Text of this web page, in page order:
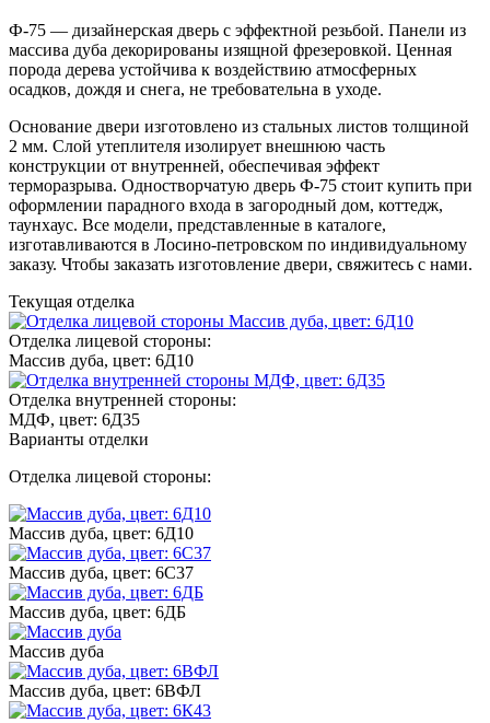
Ф-75 — дизайнерская дверь с эффектной резьбой. Панели из
массива дуба декорированы изящной фрезеровкой. Ценная
порода дерева устойчива к воздействию атмосферных
осадков, дождя и снега, не требовательна в уходе.
Основание двери изготовлено из стальных листов толщиной
2 мм. Слой утеплителя изолирует внешнюю часть
конструкции от внутренней, обеспечивая эффект
терморазрыва. Одностворчатую дверь Ф-75 стоит купить при
оформлении парадного входа в загородный дом, коттедж,
таунхаус. Все модели, представленные в каталоге,
изготавливаются в Лосино-петровском по индивидуальному
заказу. Чтобы заказать изготовление двери, свяжитесь с нами.
Текущая отделка
Отделка лицевой стороны:
Массив дуба, цвет: 6Д10
Отделка внутренней стороны:
МДФ, цвет: 6Д35
Варианты отделки
Отделка лицевой стороны:
Массив дуба, цвет: 6Д10
Массив дуба, цвет: 6С37
Массив дуба, цвет: 6ДБ
Массив дуба
Массив дуба, цвет: 6ВФЛ